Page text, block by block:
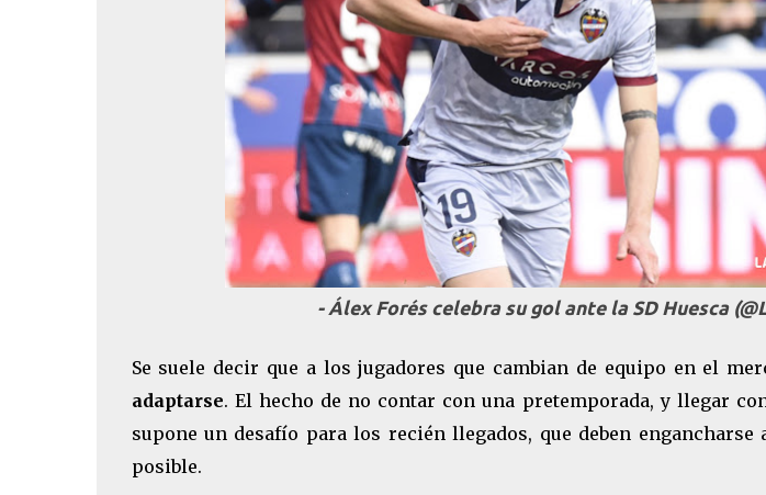
- Álex Forés celebra su gol ante la SD Huesca
Se suele decir que a los jugadores que cambian de equipo en el
adaptarse. El hecho de no contar con una pretemporada, y llegar
supone un desafío para los recién llegados, que deben
posible.